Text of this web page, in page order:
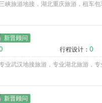
峡旅游地接，湖北重庆旅游，租车包
新晋顾问
行程设计： 0
业武汉地接旅游，专业湖北旅游，专
新晋顾问